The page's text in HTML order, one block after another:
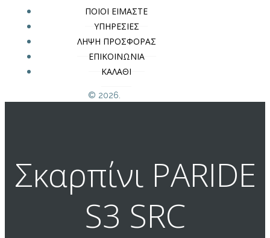
ΠΟΙΟΙ ΕΙΜΑΣΤΕ
ΥΠΗΡΕΣΙΕΣ
ΛΗΨΗ ΠΡΟΣΦΟΡΑΣ
ΕΠΙΚΟΙΝΩΝΙΑ
ΚΑΛΑΘΙ
© 2026.
Σκαρπίνι PARIDE
S3 SRC